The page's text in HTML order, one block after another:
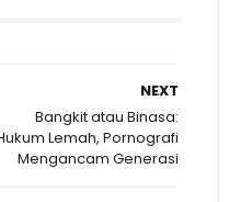
NEXT
Bangkit atau Binasa:
Lemah, Pornografi
Mengancam Generasi